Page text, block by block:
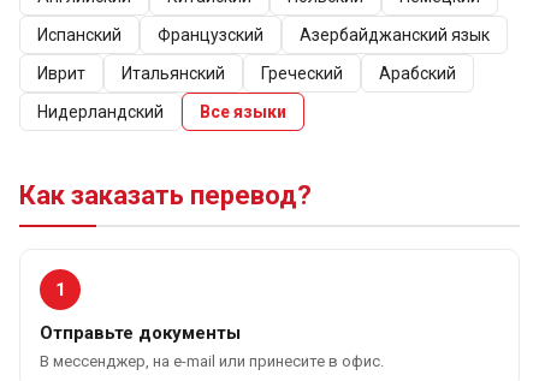
переводческое бюро «Переведи Бай» - лучшее в своей
сфере на сегодняшний день на территории Беларуси.
Наша команда профессионалов гарантирует, что Ваши
документы будут переведены с русского языка на
польский на самом высоком уровне, с соблюдением всех
для которой они предназначены и которая затребовала
их перевод.
Испанский
Французский
Азербайджанский язык
Иврит
Итальянский Греческий
Арабский
Нидерландский
Все языки
Как заказать перевод?
1
Отправьте документы
В мессенджер, на e-mail или принесите в офис.